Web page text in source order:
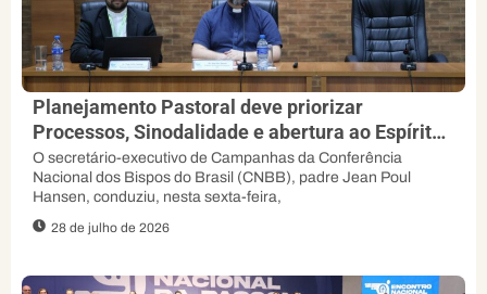
Planejamento Pastoral deve priorizar
Processos, Sinodalidade e abertura ao Espírito,
orienta padre Jean Poul
O secretário-executivo de Campanhas da Conferência
Nacional dos Bispos do Brasil (CNBB), padre Jean Poul
Hansen, conduziu, nesta sexta-feira,
28 de julho de 2026